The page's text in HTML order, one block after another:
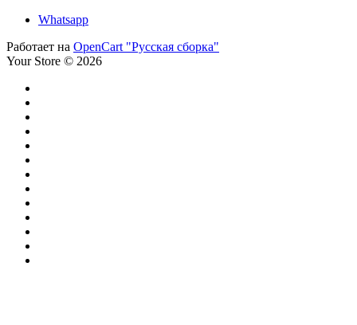
Whatsapp
Работает на OpenCart "Русская сборка"
Your Store © 2026